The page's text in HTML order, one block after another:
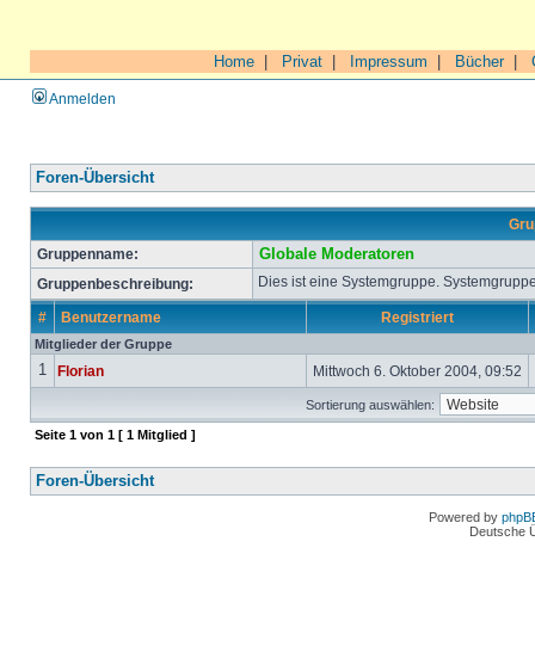
Home Privat Impressum Bücher|
Anmelden
Foren-Übersicht
Gruppenname:
Globale Moderatoren
Gruppenbeschreibung: Dies ist eine Systemgruppe.
# Benutzername Registriert
Mitglieder der Gruppe
1 Florian Mittwoch 6. Oktober 2004, 09:52
Sortierung auswählen:
Seite 1 von 1 [ 1 Mitglied ]
Foren-Übersicht
Powered by
Deutsche